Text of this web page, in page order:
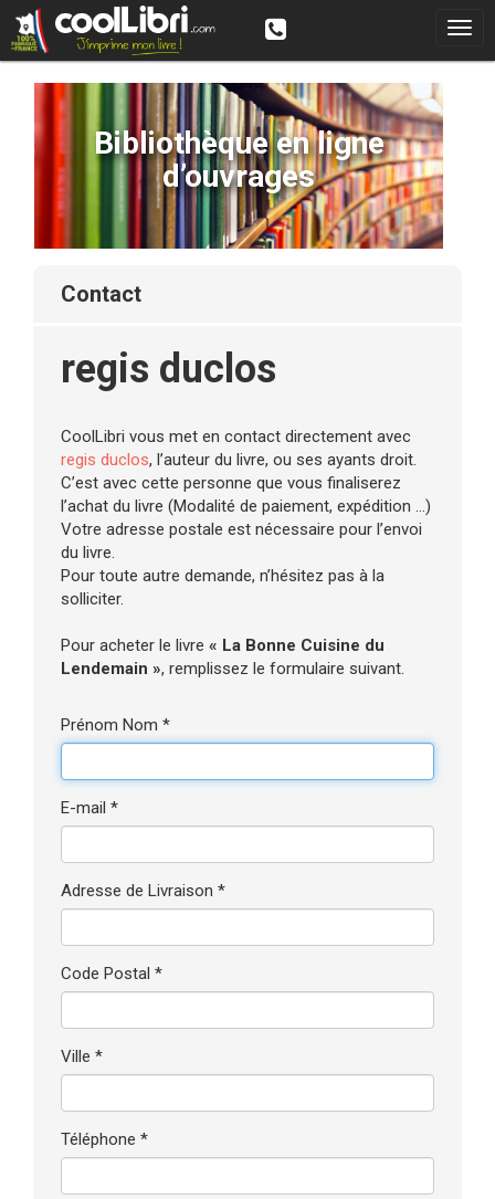
Bibliothèque en ligne
d’ouvrages
contact
regis duclos
CoolLibri vous met en contact directement avec
regis duclos, l’auteur du livre, ou ses ayants droit.
C’est avec cette personne que vous finaliserez
l’achat du livre (Modalité de paiement, expédition ...)
Votre adresse postale est nécessaire pour l’envoi
du livre.
Pour toute autre demande, n’hésitez pas à la
solliciter.
Pour acheter le livre « La Bonne Cuisine du
Lendemain », remplissez le formulaire suivant.
Prénom Nom *
E-mail *
Adresse de Livraison *
Code Postal *
Ville *
Téléphone *